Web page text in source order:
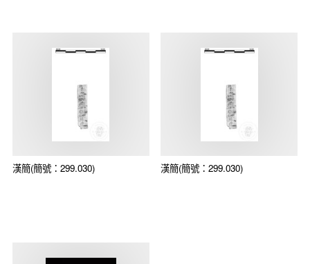
漢簡(簡號：299.030) 漢簡(簡號：299.030)